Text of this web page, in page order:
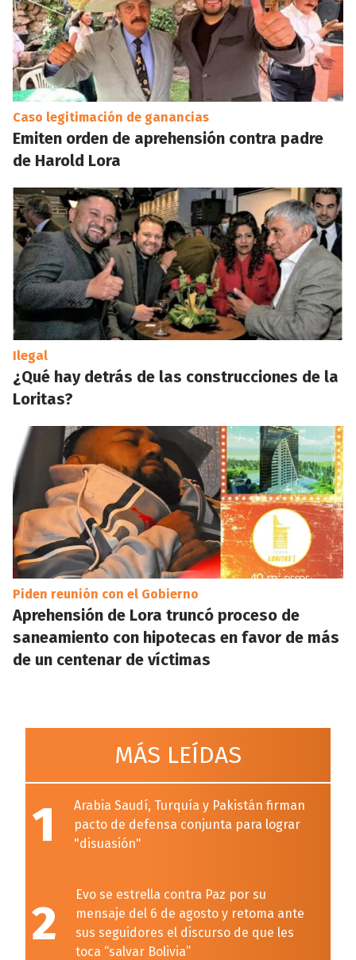
Caso legitimación de ganancias
Emiten orden de aprehensión contra padre
de Harold Lora
Ilegal
¿Qué hay detrás de las construcciones de la
Loritas?
Piden reunión con el Gobierno
Aprehensión de Lora truncó proceso de
saneamiento con hipotecas en favor de más
de un centenar de víctimas
MÁS LEÍDAS
1
Arabia Saudí, Turquía y Pakistán firman
pacto de defensa conjunta para lograr
"disuasión"
2
Evo se estrella contra Paz por su
mensaje del 6 de agosto y retoma ante
sus seguidores el discurso de que les
toca “salvar Bolivia”